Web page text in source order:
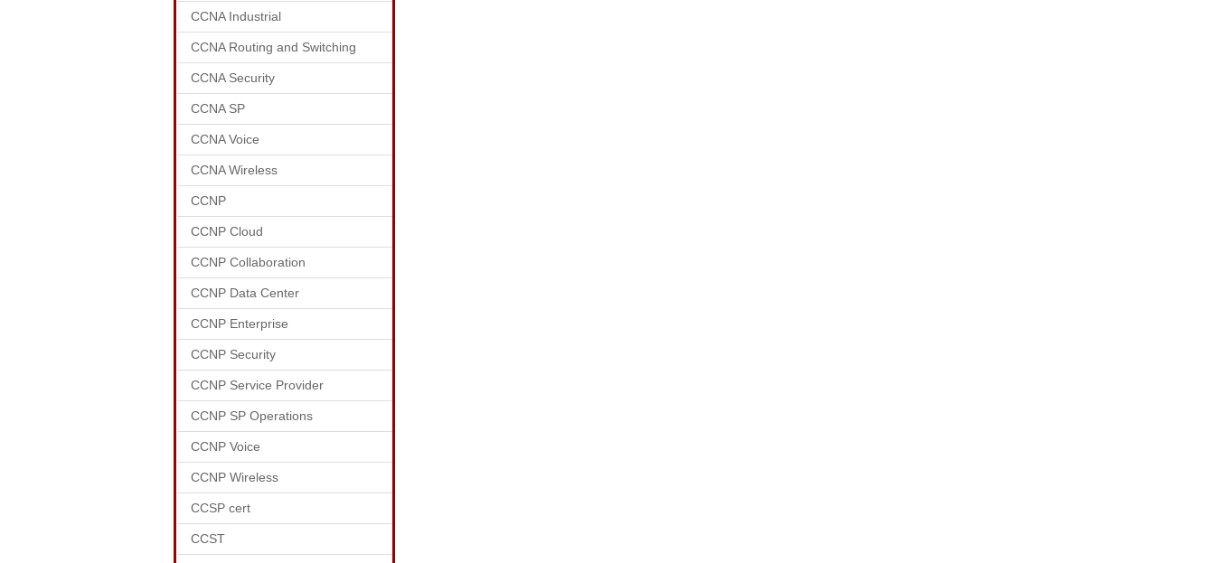
CCNA Industrial
CCNA Routing and Switching
CCNA Security
CCNA SP
CCNA Voice
CCNA Wireless
CCNP
CCNP Cloud
CCNP Collaboration
CCNP Data Center
CCNP Enterprise
CCNP Security
CCNP Service Provider
CCNP SP Operations
CCNP Voice
CCNP Wireless
CCSP cert
CCST